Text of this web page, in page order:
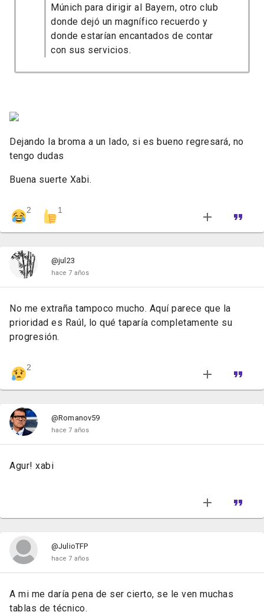
Múnich para dirigir al Bayern, otro club
donde dejó un magnífico recuerdo y
donde estarían encantados de contar
con sus servicios.
Dejando la broma a un lado, si es bueno regresará, no
tengo dudas
Buena suerte Xabi.
2 1
@jul23
hace 7 años
No me extraña tampoco mucho. Aquí parece que la
prioridad es Raúl, lo qué taparía completamente su
progresión.
2
@Romanov59
hace 7 años
Agur! xabi
@JulioTFP
hace 7 años
A mi me daría pena de ser cierto, se le ven muchas
tablas de técnico.